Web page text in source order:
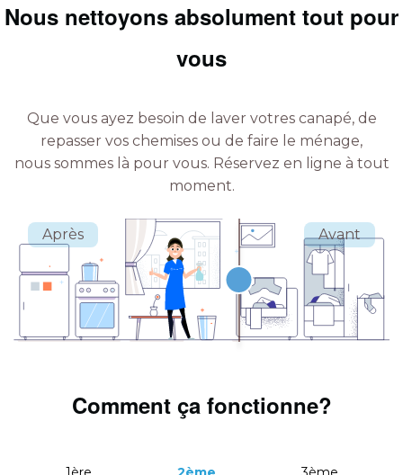
Nous nettoyons absolument tout pour
vous
Que vous ayez besoin de laver votres canapé, de
repasser vos chemises ou de faire le ménage,
nous sommes là pour vous. Réservez en ligne à tout
moment.
Comment ça fonctionne?